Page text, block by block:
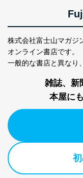
等をご利用の
個人情報
7
SNS公式アカ
トに登録され
の個人情報
ータ（開示対象
なお、6、7につ
各SNS運営会社
株式会社富士山マガジ
オンライン書店です。
一般的な書店と異なり、
雑誌、新
本屋に